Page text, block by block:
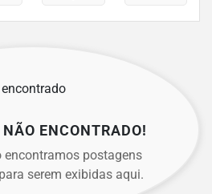
ENCONTRADO!
encontramos postagens
serem exibidas aqui.